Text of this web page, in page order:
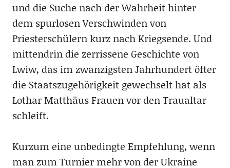
und die Suche nach der Wahrheit hinter
dem spurlosen Verschwinden von
Priesterschülern kurz nach Kriegsende. Und
mittendrin die zerrissene Geschichte von
Lwiw, das im zwanzigsten Jahrhundert öfter
die Staatszugehörigkeit gewechselt hat als
Lothar Matthäus Frauen vor den Traualtar
schleift.
Kurzum eine unbedingte Empfehlung, wenn
man zum Turnier mehr von der Ukraine